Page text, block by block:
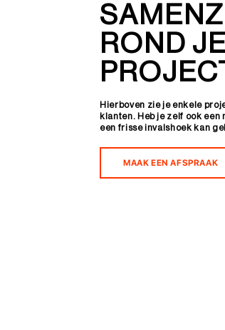
ROND
Hierboven zie je enkele
klanten. Heb je zelf ook een
een frisse invalshoek kan
MAAK EEN AFSPRAAK